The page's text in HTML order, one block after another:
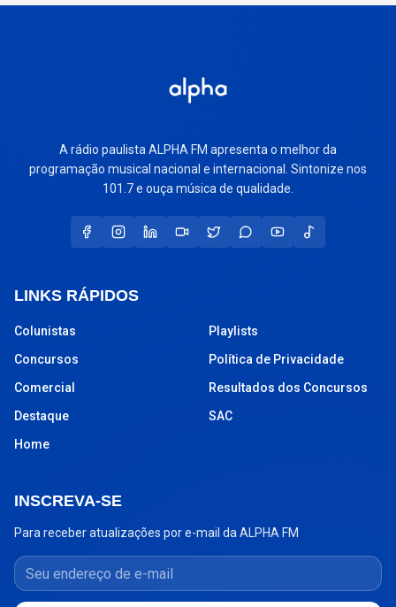
A rádio paulista ALPHA FM apresenta o melhor da
programação musical nacional e internacional. Sintonize nos
101.7 e ouça música de qualidade.
LINKS RÁPIDOS
Colunistas
Concursos
Comercial
Destaque
Home
Playlists
Política de Privacidade
Resultados dos Concursos
SAC
INSCREVA-SE
Para receber atualizações por e-mail da ALPHA FM
Seu endereço de e-mail